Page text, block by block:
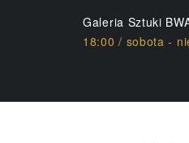
Galeria Sztuki
18:00 / sobota -